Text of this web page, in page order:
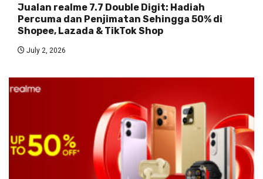
Jualan realme 7.7 Double Digit: Hadiah
Percuma dan Penjimatan Sehingga 50% di
Shopee, Lazada & TikTok Shop
July 2, 2026